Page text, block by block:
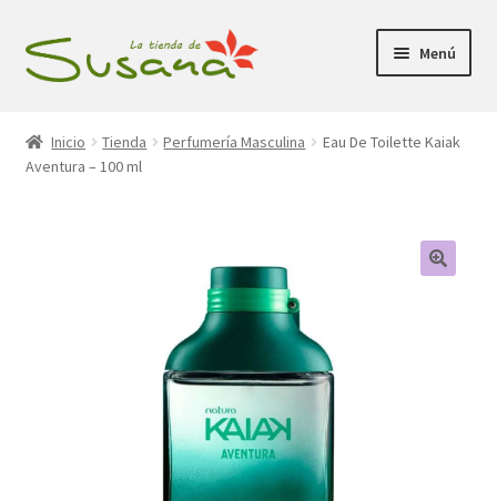
Ir
a
Ir
al
Menú
Promociones
el
menú
Inicio Tienda Perfumería Masculina
Eau De Toilette Kaiak
Aventura – 100 ml